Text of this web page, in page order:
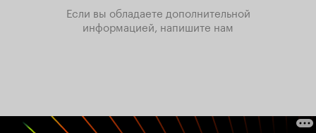
Если вы обладаете дополнительной
информацией, напишите нам